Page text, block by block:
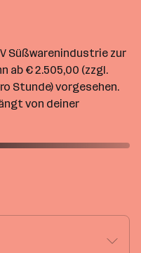
Süßwarenindustrie zur
ab € 2.505,00 (zzgl.
Stunde) vorgesehen.
von deiner